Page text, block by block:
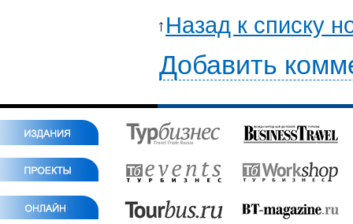
Назад к списку
Добавить